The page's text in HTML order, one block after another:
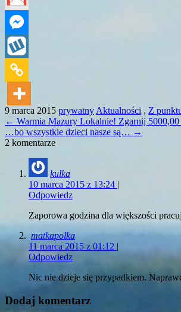
9 marca 2015 prywatny Aktualności , Z
← Warmia Mazury Lokalnie! Zgarnij 5000,00
…bo wszystkie dzieci nasze są… →
2 komentarze
kulka
10 marca 2015 z 13:24 |
Odpowiedz
Zaporowa godzina dla większości
matkapolka
11 marca 2015 z 01:12 |
Odpowiedz
Nic nie dzieje się przypadkiem.
Dodaj komentarz